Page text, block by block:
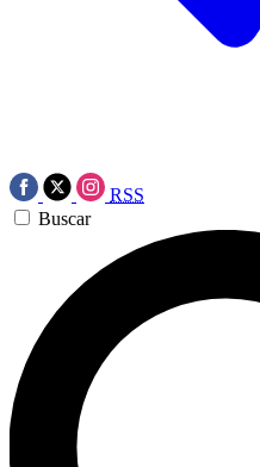
RSS
Buscar